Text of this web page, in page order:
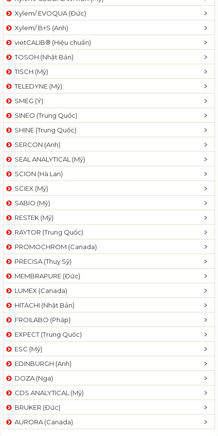
Xylem/ EVOQUA (Đức)
Xylem/ B+S (Anh)
vietCALIB® (Hiệu chuẩn)
TOSOH (Nhật Bản)
TISCH (Mỹ)
TELEDYNE (Mỹ)
SMEG (Ý)
SINEO (Trung Quốc)
SHINE (Trung Quốc)
SERCON (Anh)
SEAL ANALYTICAL (Mỹ)
SCION (Hà Lan)
SCIEX (Mỹ)
SABIO (Mỹ)
RESTEK (Mỹ)
RAYTOR (Trung Quốc)
PROMOCHROM (Canada)
PRECISA (Thuỵ Sỹ)
MEMBRAPURE (Đức)
LUMEX (Canada)
HITACHI (Nhật Bản)
FROILABO (Pháp)
EXPECT (Trung Quốc)
ESC (Mỹ)
EDINBURGH (Anh)
DOZA (Nga)
CDS ANALYTICAL (Mỹ)
BRUKER (Đức)
AURORA (Canada)